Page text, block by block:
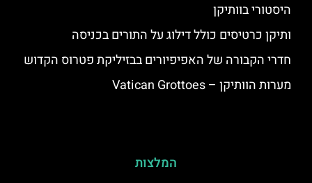
היסטורי בוותיקן
ותיקן כרטיסים כולל דילוג על התורים בכניסה
חדרי הקבורה של האפיפיורים בבזיליקת פטרוס הקדוש
מערות הוותיקן – Vatican Grottoes
המלצות